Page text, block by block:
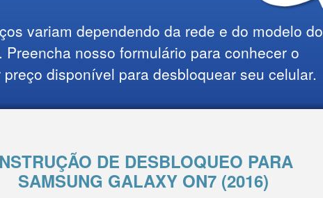
variam dependendo da rede e do modelo do
Preencha nosso formulário para conhecer o
preço disponível para desbloquear seu celular.
DE DESBLOQUEO PARA
SAMSUNG GALAXY ON7 (2016)